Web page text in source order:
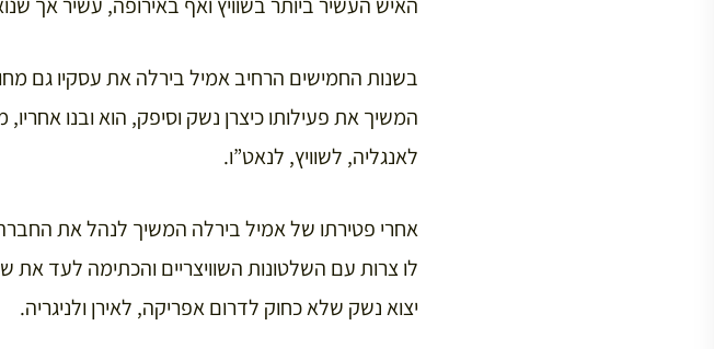
בשנות החמישים הרחיב אמיל בירלה את עסקיו גם
המשיך את פעילותו כיצרן נשק וסיפק, הוא ובנו
לאנגליה, לשוויץ, לנאט”ו.
יצוא נשק שלא כחוק לדרום אפריקה, לאירן ולניגריה.